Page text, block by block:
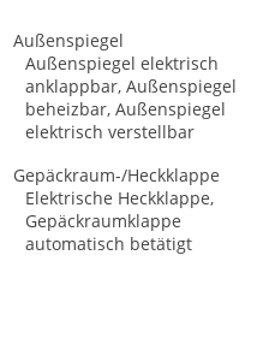
Außenspiegel
Außenspiegel elektrisch
anklappbar, Außenspiegel
beheizbar, Außenspiegel
elektrisch verstellbar
Gepäckraum-/Heckklappe
Elektrische Heckklappe,
Gepäckraumklappe
automatisch betätigt